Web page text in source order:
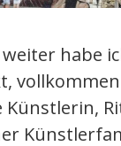
habe